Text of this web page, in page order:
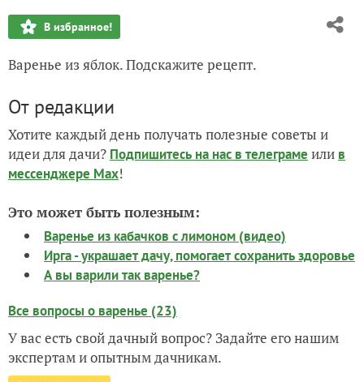
В избранное!
Варенье из яблок. Подскажите рецепт.
От редакции
Хотите каждый день получать полезные советы и
идеи для дачи? Подпишитесь на нас в телеграме или в
мессенджере Max!
Это может быть полезным:
Варенье из кабачков с лимоном (видео)
Ирга - украшает дачу, помогает сохранить здоровье
А вы варили так варенье?
Все вопросы о варенье (23)
У вас есть свой дачный вопрос? Задайте его нашим
экспертам и опытным дачникам.